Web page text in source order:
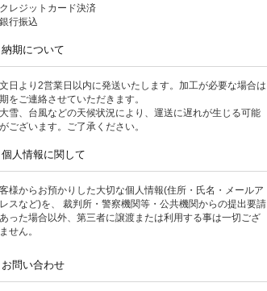
クレジットカード決済
銀行振込
納期について
日より2営業日以内に発送いたします。加工が必要な場合は
をご連絡させていただきます。
雪、台風などの天候状況により、運送に遅れが生じる可能
ございます。ご了承ください。
個人情報に関して
様からお預かりした大切な個人情報(住所・氏名・メールア
レスなど)を、 裁判所・警察機関等・公共機関からの提出要請
った場合以外、第三者に譲渡または利用する事は一切ござ
せん。
お問い合わせ